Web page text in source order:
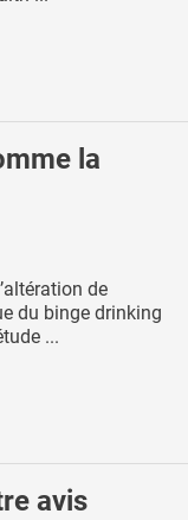
la
de
du binge drinking
...
avis